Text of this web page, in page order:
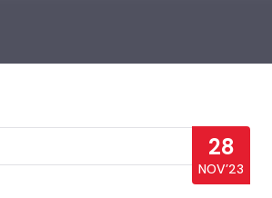
28
NOV’23